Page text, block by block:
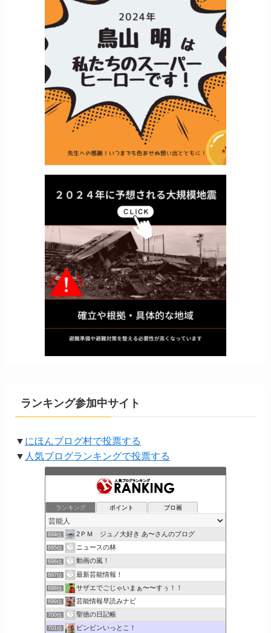
ランキング参加中サイト
▼ にほんブログ村で投票する
▼ 人気ブログランキングで投票する
ランキング ポイント ブロ画
694位 2ＰＭ ジュノ大好き あ〜さんのブログ
695位 ニュースの林
696位 動画の嵐！
697位 最新芸能情報！
698位 サザエでごじゃいまぁ〜〜すぅ！！
699位 芸能情報早読みナビ
700位 聖徳の日記帳
701位 ビンビンいっとこ！